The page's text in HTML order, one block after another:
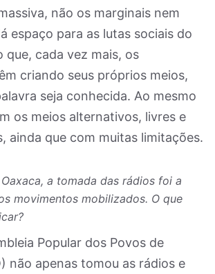
não os marginais nem
espaço para as lutas sociais do
que, cada vez mais, os
criando seus próprios meios,
seja conhecida. Ao mesmo
os meios alternativos, livres e
ainda que com muitas limitações.
a tomada das rádios foi a
movimentos mobilizados. O que
Popular dos Povos de
não apenas tomou as rádios e